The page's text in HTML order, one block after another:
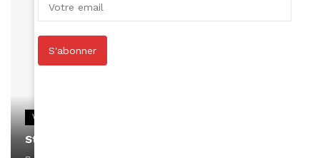
VIDEOS
Stacy passe un message
S'abonner